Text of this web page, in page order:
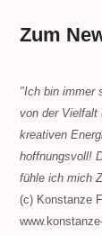
Zum
"Ich bin immer
von der Vielfalt
kreativen
hoffnungsvoll!
fühle ich mich
(c) Konstanze